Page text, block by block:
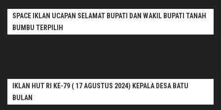
SPACE IKLAN UCAPAN SELAMAT BUPATI DAN WAKIL BUPATI TANAH
BUMBU TERPILIH
IKLAN HUT RI KE-79 ( 17 AGUSTUS 2024) KEPALA DESA BATU
BULAN